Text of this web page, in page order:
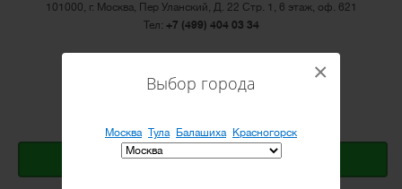
Выбор города
Москва Тула Балашиха Красногорск
×
101000, г. Москва, Пер Уланский, Д. 22 Стр. 1, 6 этаж, оф. 621
Тел: +7 (499) 404 03 34
Режим работы: ПН-ПТ с 10:00 до 20:00
Оставить заявку